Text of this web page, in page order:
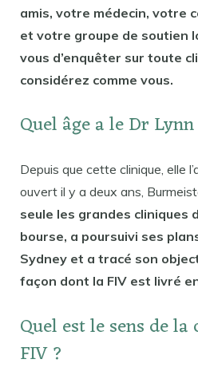
amis, votre médecin, votre
et votre groupe de soutien
vous d’enquêter sur toute
considérez comme vous.
Quel âge a le Dr
Depuis que cette clinique, elle
ouvert il y a deux ans,
seule les grandes cliniques
bourse, a poursuivi ses
Sydney et a tracé son
façon dont la FIV est livré
Quel est le sens de
FIV ?